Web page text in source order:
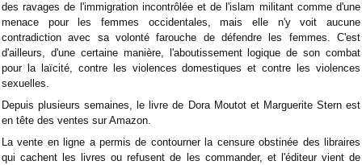
des ravages de l'immigration incontrôlée et de l'islam militant comme d'une
menace pour les femmes occidentales, mais elle n'y voit aucune
contradiction avec sa volonté farouche de défendre les femmes. C'est
d'ailleurs, d'une certaine manière, l'aboutissement logique de son combat
pour la laïcité, contre les violences domestiques et contre les violences
sexuelles.
Depuis plusieurs semaines, le livre de Dora Moutot et Marguerite Stern est
en tête des ventes sur Amazon.
La vente en ligne a permis de contourner la censure obstinée des libraires
qui cachent les livres ou refusent de les commander, et l'éditeur vient de